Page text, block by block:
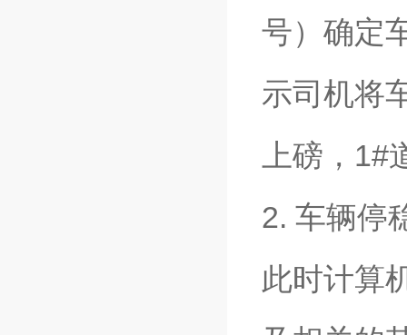
号）确定
示司机将
上磅，1#
2. 车辆停
此时计算